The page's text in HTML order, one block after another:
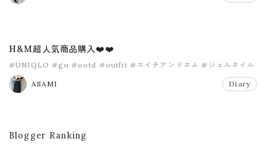
H&M超人気商品購入❤️❤️
#UNIQLO #gu #ootd #outfit #エイチアンドエム #ジェルネイル
ASAMI Diary
Blogger Ranking